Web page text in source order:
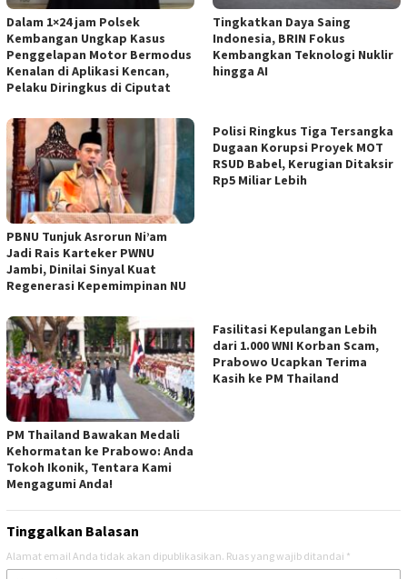
Dalam 1×24 jam Polsek
Kembangan Ungkap Kasus
Penggelapan Motor Bermodus
Kenalan di Aplikasi Kencan,
Pelaku Diringkus di Ciputat
Tingkatkan Daya Saing
Indonesia, BRIN Fokus
Kembangkan Teknologi Nuklir
hingga AI
PBNU Tunjuk Asrorun Ni’am
Jadi Rais Karteker PWNU
Jambi, Dinilai Sinyal Kuat
Regenerasi Kepemimpinan NU
Polisi Ringkus Tiga Tersangka
Dugaan Korupsi Proyek MOT
RSUD Babel, Kerugian Ditaksir
Rp5 Miliar Lebih
PM Thailand Bawakan Medali
Kehormatan ke Prabowo: Anda
Tokoh Ikonik, Tentara Kami
Mengagumi Anda!
Fasilitasi Kepulangan Lebih
dari 1.000 WNI Korban Scam,
Prabowo Ucapkan Terima
Kasih ke PM Thailand
Tinggalkan Balasan
Alamat email Anda tidak akan dipublikasikan. Ruas yang wajib ditandai *